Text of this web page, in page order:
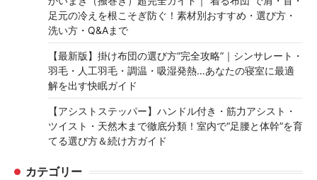
足元の冷えを根こそぎ防ぐ！素材別おすすめ・選び方・
洗い方・Q&Aまで
【最新版】掛け布団の選び方“完全攻略”｜シンサレート・
羽毛・人工羽毛・調温・吸湿発熱…あなたの寝室に最適
解を出す快眠ガイド
【アシストステッパー】ハンドル付き・筋力アシスト・
ツイスト・天然木まで徹底分類！室内で“足腰と体幹”を育
てる選び方＆続け方ガイド
カテゴリー